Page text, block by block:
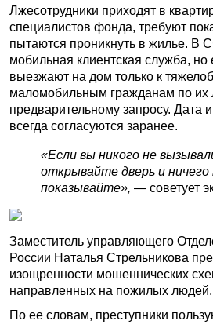
Лжесотрудники приходят в
специалистов фонда, требуют
пытаются проникнуть в жилье. В
мобильная клиентская служба, но
выезжают на дом только к
маломобильным гражданам по их
предварительному запросу. Дата
всегда согласуются заранее.
«Если вы никого не
открывайте дверь и ничего
показывайте», — советует
Заместитель управляющего
России Наталья Стрельникова
изощренности мошеннических
направленных на пожилых людей.
По ее словам, преступники